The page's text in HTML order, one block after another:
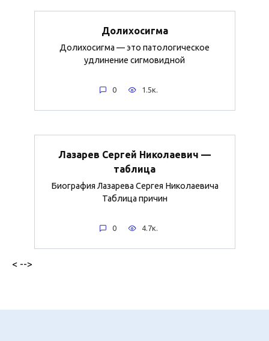
Долихосигма
Долихосигма — это патологическое
удлинение сигмовидной
0 1.5к.
Лазарев Сергей Николаевич —
таблица
Биография Лазарева Сергея Николаевича
Таблица причин
0 4.7к.
< -->